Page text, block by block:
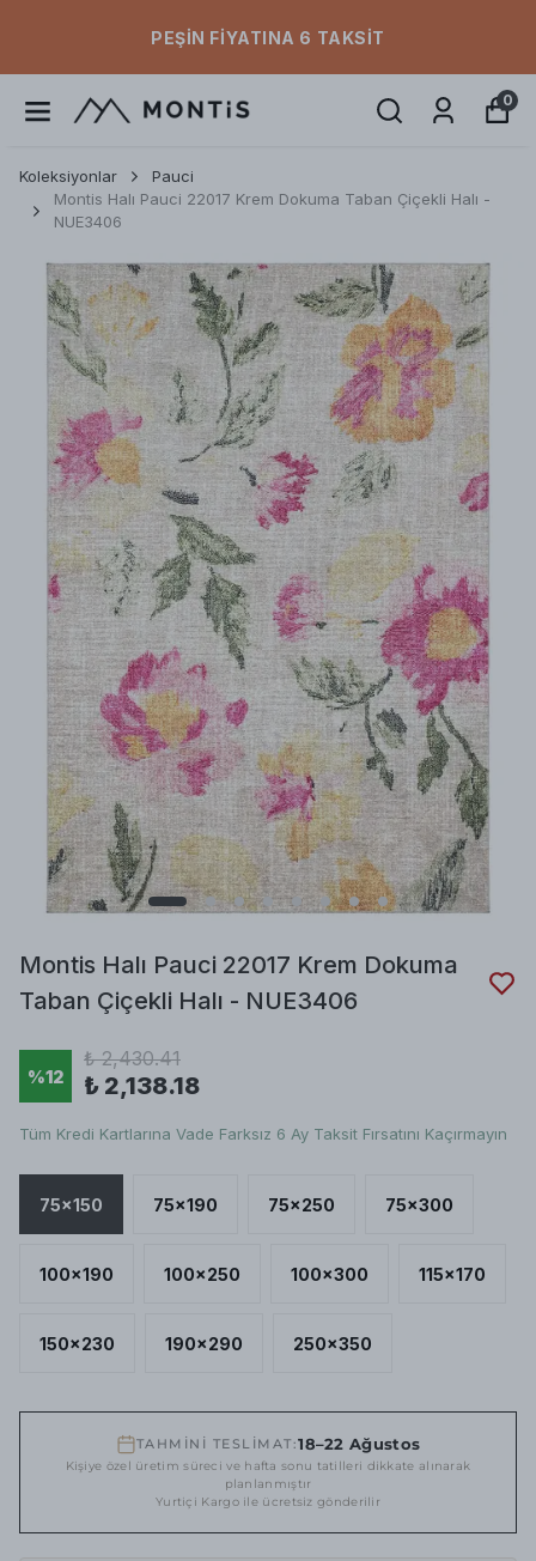
PEŞIN FIYATINA 6 TAKSIT
0
Koleksiyonlar
Pauci
Montis Halı Pauci 22017 Krem Dokuma Taban Çiçekli Halı -
NUE3406
Montis Halı Pauci 22017 Krem Dokuma
Taban Çiçekli Halı - NUE3406
%12
₺ 2,430.41
₺ 2,138.18
Tüm Kredi Kartlarına Vade Farksız 6 Ay Taksit Fırsatını Kaçırmayın
75x150 75x190 75x250 75x300
100x190 100x250 100x300 115x170
150x230 190x290 250x350
TAHMİNİ TESLİMAT:18–22 Ağustos
Kişiye özel üretim süreci ve hafta sonu tatilleri dikkate alınarak
planlanmıştır
Yurtiçi Kargo ile ücretsiz gönderilir